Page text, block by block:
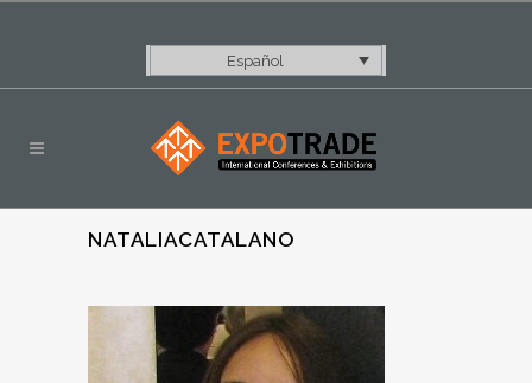
Español
NATALIACATALANO